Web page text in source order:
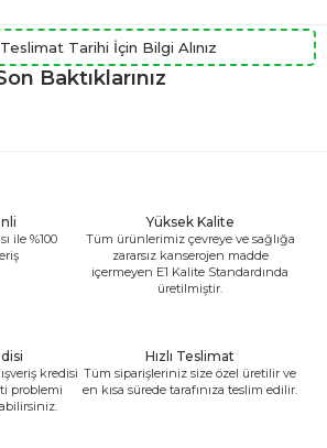
Tarihi İçin Bilgi Alınız
Baktıklarınız
ile %100
Yüksek Kalite
Tüm ürünlerimiz çevreye ve sağlığa
zararsız kanserojen madde
içermeyen E1 Kalite Standardında
üretilmiştir.
kredisi
problemi
Hızlı Teslimat
Tüm siparişleriniz size özel üretilir ve
en kısa sürede tarafınıza teslim edilir.